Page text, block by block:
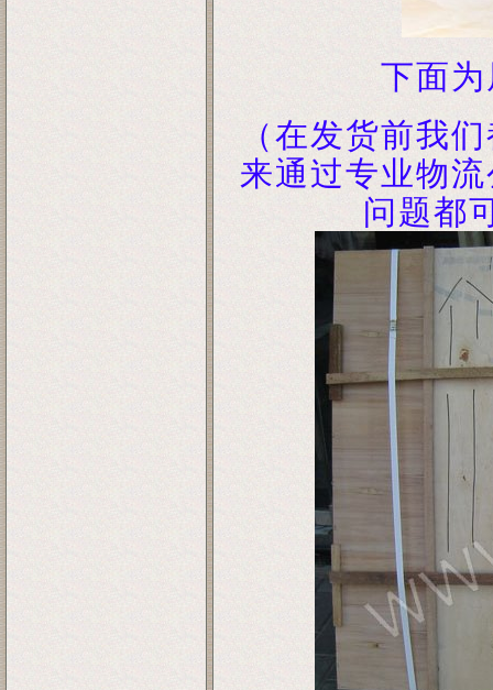
下面
（在发货前我
来通过专业物
问题都